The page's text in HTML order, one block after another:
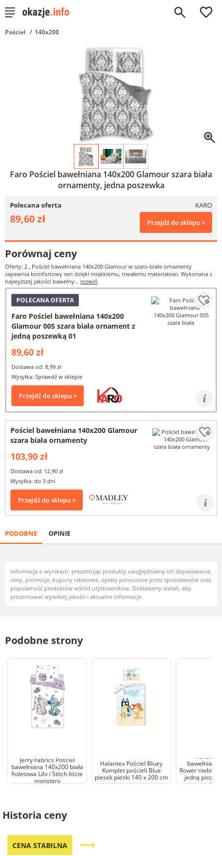
0
Pościel 140x200
Faro Pościel bawełniana 140x200 Glamour szara biała
ornamenty, jedna poszewka
Polecana oferta KARO
89,60 zł Przejdź do sklepu >
Porównaj ceny
Oferty: 2 , Pościel bawełniana 140x200 Glamour w szaro-białe ornamenty
zapewnia komfortowy sen dzięki miękkiemu, trwałemu materiałowi. Wykonana z
najwyższej jakości bawełny... rozwiń
POLECANA OFERTA
Faro Pościel bawełniana 140x200
Glamour 005 szara biała ornament z
jedną poszewką 01
89,60 zł
Dostawa od: 8,99 zł
Wysyłka: Sprawdź w sklepie
Przejdź do sklepu >
Pościel bawełniana 140x200 Glamour
szara biała ornamenty
103,90 zł
Dostawa od: 12,90 zł
Wysyłka: do 3 dni
Przejdź do sklepu >
PODOBNE OPINIE
Informacja o wynikach: prezentując produkty uwzględniamy ich dopasowanie,
ceny, promocje, kupony rabatowe, opłaty ponoszone przez sprzedawców oraz
popularność produktów wśród użytkowników. Dokładamy starań, aby
prezentować wysokiej jakości i aktualne informacje.
Podobne strony
Jerry Fabrics Pościel
bawełniana 140x200 biała
fioletowa Lilo i Stitch liście
monstery
Halantex Pościel Bluey
Komplet pościeli Blue
piesek pieski 140 x 200 cm
Herding
bawełniana
Rower
jedną
H23
Historia ceny
CENA STABILNA trending_flat